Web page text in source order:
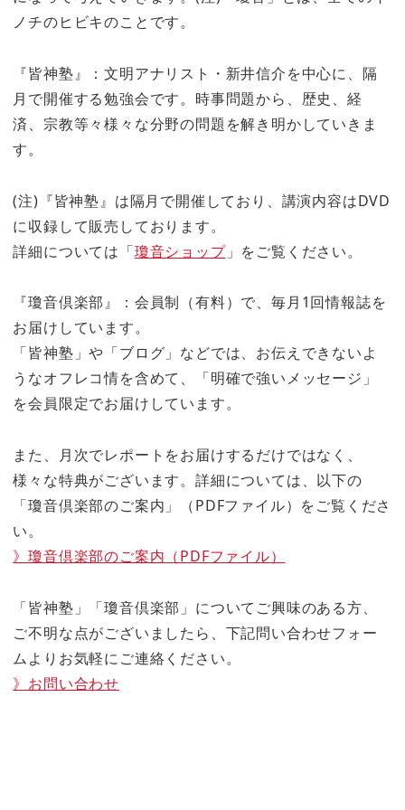
ノチのヒビキのことです。
『皆神塾』：文明アナリスト・新井信介を中心に、隔
月で開催する勉強会です。時事問題から、歴史、経
済、宗教等々様々な分野の問題を解き明かしていきま
す。
(注)『皆神塾』は隔月で開催しており、講演内容はDVD
に収録して販売しております。
詳細については「瓊音ショップ」をご覧ください。
『瓊音倶楽部』：会員制（有料）で、毎月1回情報誌を
お届けしています。
「皆神塾」や「ブログ」などでは、お伝えできないよ
うなオフレコ情を含めて、「明確で強いメッセージ」
を会員限定でお届けしています。
また、月次でレポートをお届けするだけではなく、
様々な特典がございます。詳細については、以下の
「瓊音倶楽部のご案内」（PDFファイル）をご覧くださ
い。
》瓊音倶楽部のご案内（PDFファイル）
「皆神塾」「瓊音倶楽部」についてご興味のある方、
ご不明な点がございましたら、下記問い合わせフォー
ムよりお気軽にご連絡ください。
》お問い合わせ